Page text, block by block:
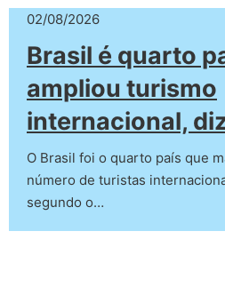
02/08/2026
Brasil é quarto
ampliou turismo
internacional,
O Brasil foi o quarto país que
número de turistas
segundo o…